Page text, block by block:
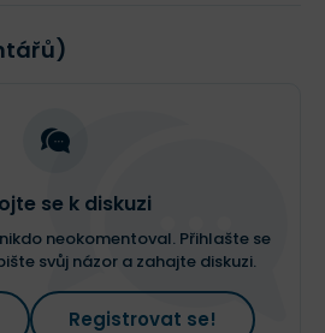
se k diskuzi
neokomentoval. Přihlašte se
svůj názor a zahajte diskuzi.
Registrovat se!